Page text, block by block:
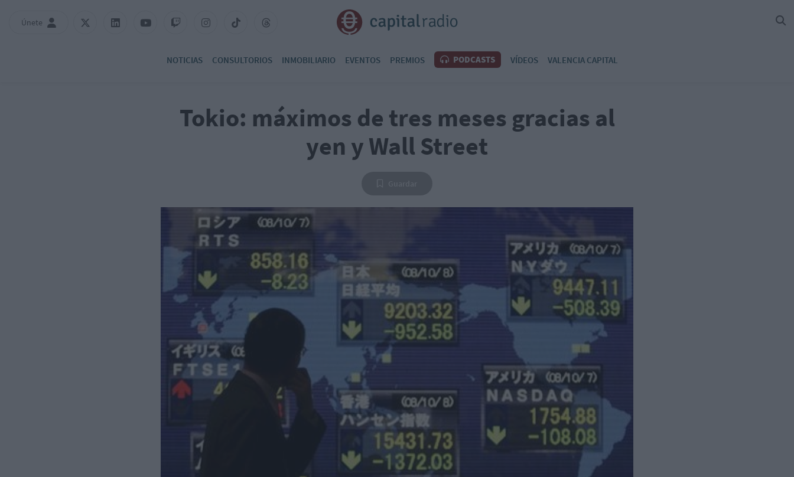
Únete
NOTICIAS CONSULTORIOS INMOBILIARIO EVENTOS PREMIOS PODCASTS VÍDEOS VALENCIA CAPITAL
Tokio: máximos de tres meses gracias al
yen y Wall Street